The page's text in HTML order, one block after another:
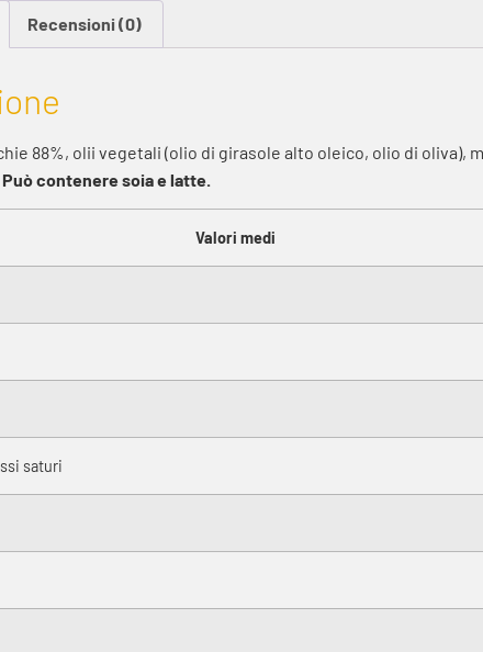
Recensioni (0)
88%, olii vegetali (olio di girasole alto oleico, olio di oliva),
Può contenere soia e latte.
Valori medi
saturi